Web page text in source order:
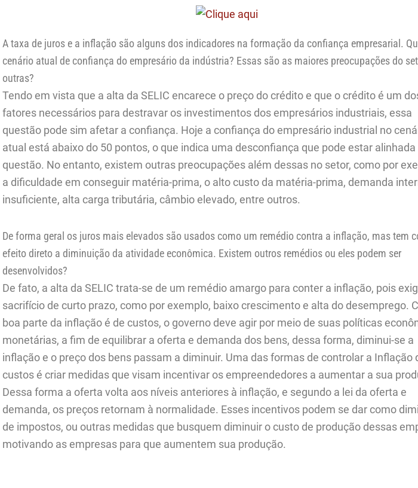
A taxa de juros e a inflação são alguns dos indicadores na formação da confiança empresarial.
cenário atual de confiança do empresário da indústria? Essas são as maiores preocupações do
outras?
Tendo em vista que a alta da SELIC encarece o preço do crédito e que o crédito é um
fatores necessários para destravar os investimentos dos empresários industriais, essa
questão pode sim afetar a confiança. Hoje a confiança do empresário industrial no
atual está abaixo do 50 pontos, o que indica uma desconfiança que pode estar alinhada
questão. No entanto, existem outras preocupações além dessas no setor, como por
a dificuldade em conseguir matéria-prima, o alto custo da matéria-prima, demanda
insuficiente, alta carga tributária, câmbio elevado, entre outros.
De forma geral os juros mais elevados são usados como um remédio contra a inflação, mas tem
efeito direto a diminuição da atividade econômica. Existem outros remédios ou eles podem ser
desenvolvidos?
De fato, a alta da SELIC trata-se de um remédio amargo para conter a inflação, pois
sacrifício de curto prazo, como por exemplo, baixo crescimento e alta do desemprego.
boa parte da inflação é de custos, o governo deve agir por meio de suas políticas
monetárias, a fim de equilibrar a oferta e demanda dos bens, dessa forma, diminui-se a
inflação e o preço dos bens passam a diminuir. Uma das formas de controlar a Inflação
custos é criar medidas que visam incentivar os empreendedores a aumentar a sua
Dessa forma a oferta volta aos níveis anteriores à inflação, e segundo a lei da oferta e
demanda, os preços retornam à normalidade. Esses incentivos podem se dar como
de impostos, ou outras medidas que busquem diminuir o custo de produção dessas
motivando as empresas para que aumentem sua produção.